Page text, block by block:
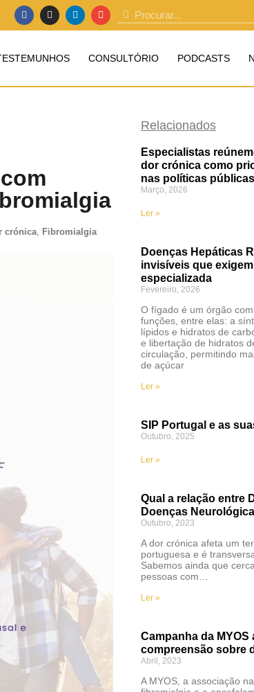
CONSULTÓRIO PODCASTS
crónica Fibromialgia
Relacionados
Especialistas
dor crónica como
nas políticas públicas
Março, 2026
Ler »
Doenças Hepáticas
invisíveis que
especializada
Fevereiro, 2026
O fígado é um órgão
funções, entre elas: a
lípidos e hidratos de
e libertação de hidratos
circulação, permitindo
de açúcar
Ler »
SIP Portugal e as
Outubro, 2025
Ler »
Qual a relação entre
Doenças
Outubro, 2023
A dor crónica afeta um
portuguesa e é
Sabemos ainda que
pessoas com…
Ler »
Campanha da MYOS
compreensão sobre
Abril, 2023
A MYOS, a associação